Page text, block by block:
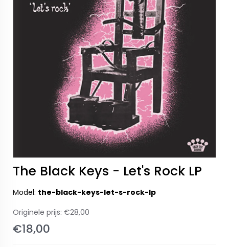
The Black Keys - Let's Rock LP
Model: the-black-keys-let-s-rock-lp
Originele prijs: €28,00
€18,00